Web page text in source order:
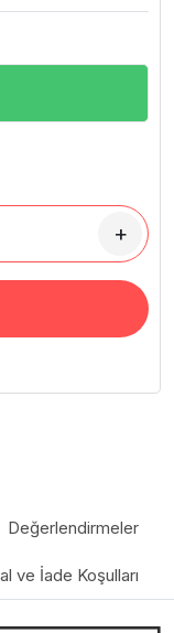
+
Değerlendirmeler
İptal ve İade Koşulları